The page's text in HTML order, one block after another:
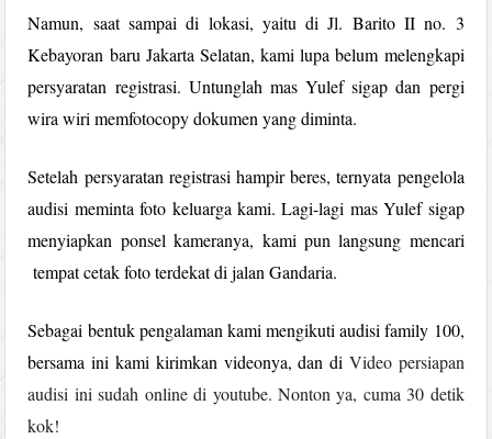
Namun, saat sampai di lokasi, yaitu di Jl. Barito II no. 3
Kebayoran baru Jakarta Selatan, kami lupa belum melengkapi
persyaratan registrasi. Untunglah mas Yulef sigap dan pergi
wira wiri memfotocopy dokumen yang diminta.
Setelah persyaratan registrasi hampir beres, ternyata pengelola
audisi meminta foto keluarga kami. Lagi-lagi mas Yulef sigap
menyiapkan ponsel kameranya, kami pun langsung mencari
tempat cetak foto terdekat di jalan Gandaria.
Sebagai bentuk pengalaman kami mengikuti audisi family 100,
bersama ini kami kirimkan videonya, dan di Video persiapan
audisi ini sudah online di youtube. Nonton ya, cuma 30 detik
kok!